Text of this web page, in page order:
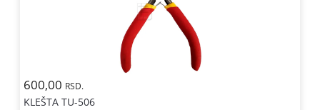
600,00 RSD.
KLEŠTA TU-506